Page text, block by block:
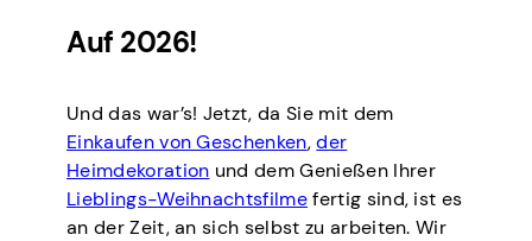
Auf 2026!
Und das war’s! Jetzt, da Sie mit dem
Einkaufen von Geschenken,der
Heimdekoration und dem Genießen Ihrer
Lieblings-Weihnachtsfilmefertig sind, ist es
an der Zeit, an sich selbst zu arbeiten. Wir